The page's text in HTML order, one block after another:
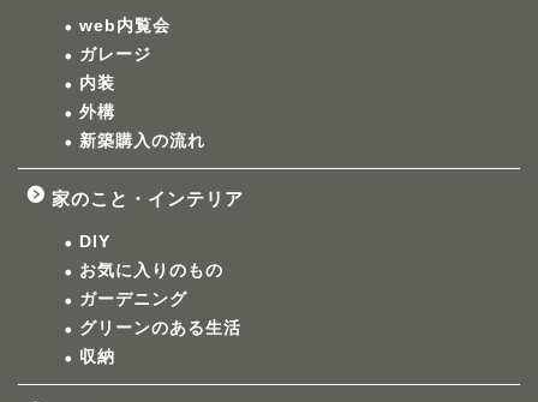
web内覧会
ガレージ
内装
外構
新築購入の流れ
家のこと・インテリア
DIY
お気に入りのもの
ガーデニング
グリーンのある生活
収納